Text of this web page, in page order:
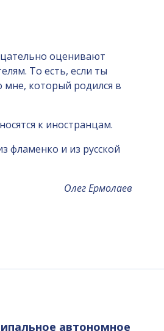
оценивают
То есть, если ты
мне, который родился в
к иностранцам.
фламенко и из русской
Олег Ермолаев
автономное